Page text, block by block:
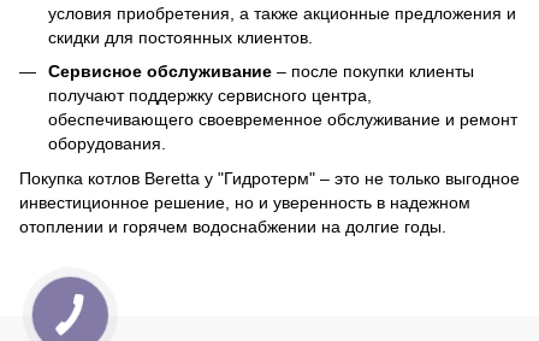
условия приобретения, а также акционные предложения и
скидки для постоянных клиентов.
Сервисное обслуживание – после покупки клиенты
получают поддержку сервисного центра,
обеспечивающего своевременное обслуживание и ремонт
оборудования.
Покупка котлов Beretta у "Гидротерм" – это не только выгодное
инвестиционное решение, но и уверенность в надежном
отоплении и горячем водоснабжении на долгие годы.